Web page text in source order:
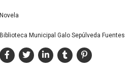
Novela
Biblioteca Municipal Galo Sepúlveda Fuentes